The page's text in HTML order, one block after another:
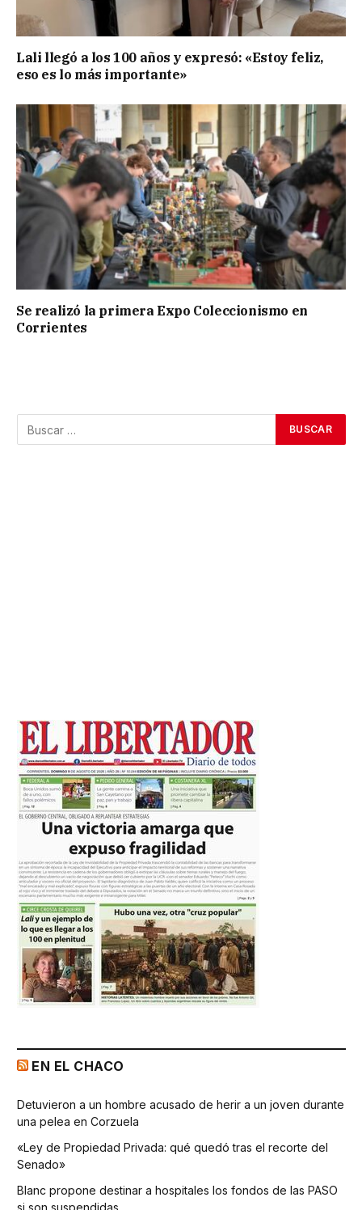
Lali llegó a los 100 años y expresó: «Estoy feliz,
eso es lo más importante»
Se realizó la primera Expo Coleccionismo en
Corrientes
EN EL CHACO
Detuvieron a un hombre acusado de herir a un joven durante
una pelea en Corzuela
«Ley de Propiedad Privada: qué quedó tras el recorte del
Senado»
Blanc propone destinar a hospitales los fondos de las PASO